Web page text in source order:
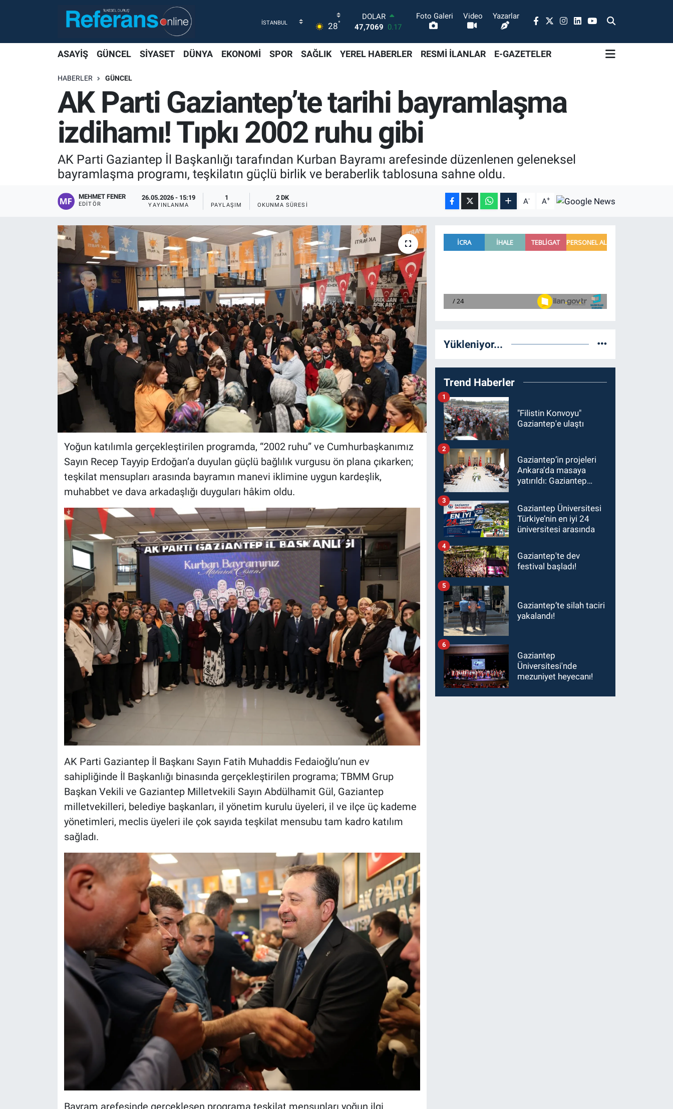
28°
DOLAR
47,7069 0.17
STERLİN
6574.81
1.44
BİST100
13.887 64
64.360,53
Foto Galeri Video Yazarlar
ASAYİŞ GÜNCEL SİYASET DÜNYA EKONOMİ SPOR SAĞLIK YEREL HABERLER RESMİ İLANLAR E-GAZETELER
HABERLER GÜNCEL
AK Parti Gaziantep’te tarihi bayramlaşma
izdihamı! Tıpkı 2002 ruhu gibi
AK Parti Gaziantep İl Başkanlığı tarafından Kurban Bayramı arefesinde düzenlenen geleneksel
bayramlaşma programı, teşkilatın güçlü birlik ve beraberlik tablosuna sahne oldu.
MEHMET FENER
EDITÖR
26.05.2026 - 15:19
YAYINLANMA
1
PAYLAŞIM
2 DK
OKUNMA SÜRESI A- A+
Yoğun katılımla gerçekleştirilen programda, “2002 ruhu” ve Cumhurbaşkanımız
Sayın Recep Tayyip Erdoğan’a duyulan güçlü bağlılık vurgusu ön plana çıkarken;
teşkilat mensupları arasında bayramın manevi iklimine uygun kardeşlik,
muhabbet ve dava arkadaşlığı duyguları hâkim oldu.
AK Parti Gaziantep İl Başkanı Sayın Fatih Muhaddis Fedaioğlu’nun ev
sahipliğinde İl Başkanlığı binasında gerçekleştirilen programa; TBMM Grup
Başkan Vekili ve Gaziantep Milletvekili Sayın Abdülhamit Gül, Gaziantep
milletvekilleri, belediye başkanları, il yönetim kurulu üyeleri, il ve ilçe üç kademe
yönetimleri, meclis üyeleri ile çok sayıda teşkilat mensubu tam kadro katılım
sağladı.
Bayram arefesinde gerçekleşen programa teşkilat mensupları yoğun ilgi
Yükleniyor...
Trend Haberler
"Filistin Konvoyu"
Gaziantep'e ulaştı
1
Gaziantep’in projeleri
Ankara’da masaya
yatırıldı: Gaziantep
Şimşek’e ziyaret!
2
Gaziantep Üniversitesi
Türkiye’nin en iyi 24
üniversitesi arasında
3
Gaziantep'te dev
festival başladı!
4
Gaziantep’te silah taciri
yakalandı!
5
Gaziantep
Üniversitesi'nde
mezuniyet heyecanı!
6